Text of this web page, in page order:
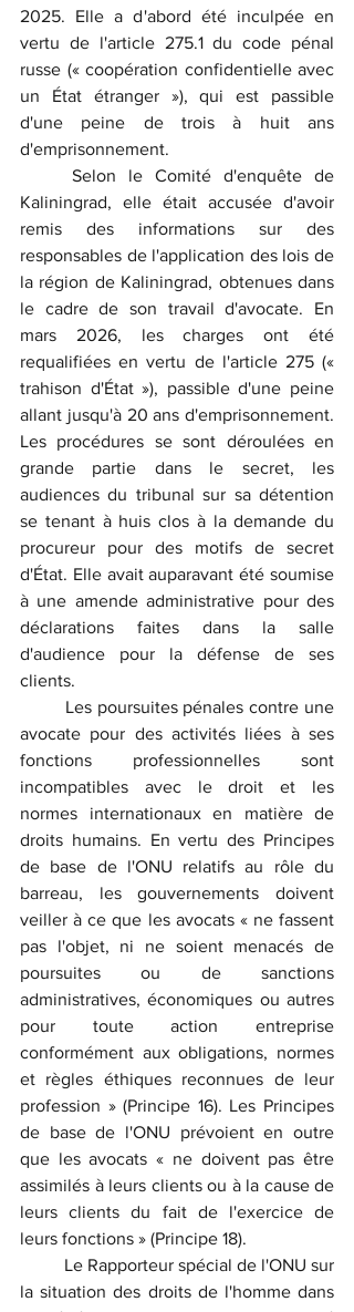
2025. Elle a d'abord été inculpée en
vertu de l'article 275.1 du code pénal
russe (« coopération confidentielle avec
un État étranger »), qui est passible
d'une peine de trois à huit ans
d'emprisonnement.
Kaliningrad, elle était accusée d'avoir
remis des informations sur des
responsables de l'application des lois de
la région de Kaliningrad, obtenues dans
le cadre de son travail d'avocate. En
mars 2026, les charges ont été
requalifiées en vertu de l'article 275 («
trahison d'État »), passible d'une peine
allant jusqu'à 20 ans d'emprisonnement.
Les procédures se sont déroulées en
grande partie dans le secret, les
audiences du tribunal sur sa détention
se tenant à huis clos à la demande du
procureur pour des motifs de secret
d'État. Elle avait auparavant été soumise
à une amende administrative pour des
déclarations faites dans la salle
d'audience pour la défense de ses
clients.
avocate pour des activités liées à ses
fonctions professionnelles sont
incompatibles avec le droit et les
normes internationaux en matière de
droits humains. En vertu des Principes
de base de l'ONU relatifs au rôle du
barreau, les gouvernements doivent
veiller à ce que les avocats « ne fassent
pas l'objet, ni ne soient menacés de
poursuites ou de sanctions
administratives, économiques ou autres
pour toute action entreprise
conformément aux obligations, normes
et règles éthiques reconnues de leur
profession » (Principe 16). Les Principes
de base de l'ONU prévoient en outre
que les avocats « ne doivent pas être
assimilés à leurs clients ou à la cause de
leurs clients du fait de l'exercice de
leurs fonctions » (Principe 18).
la situation des droits de l'homme dans